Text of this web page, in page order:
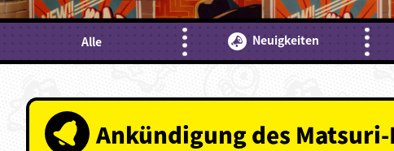
Alle Neuigkeiten
Ankündigung des